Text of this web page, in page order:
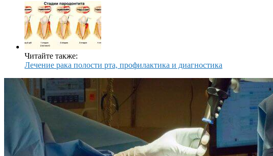
Читайте также:
Лечение рака полости рта, профилактика и диагностика